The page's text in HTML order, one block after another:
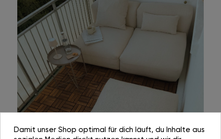
Damit unser Shop optimal für dich läuft, du Inhalte aus